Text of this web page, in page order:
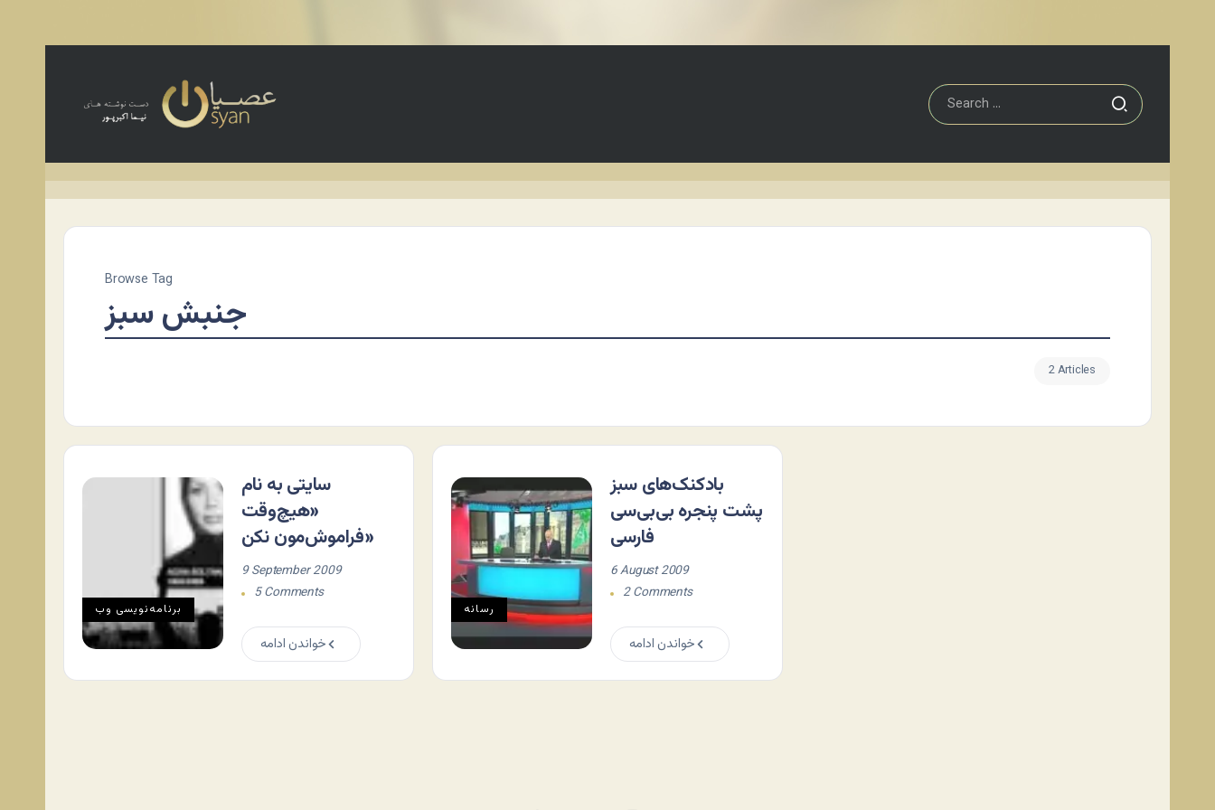
Browse Tag
جنبش سبز
2 Articles
برنامه‌نويسی وب
سایتی به نام
«هیچ‌وقت
فراموش‌مون نکن»
9 September 2009
5 Comments
خواندن ادامه
رسانه
بادکنک‌های سبز
پشت پنجره بی‌بی‌سی
فارسی
6 August 2009
2 Comments
خواندن ادامه